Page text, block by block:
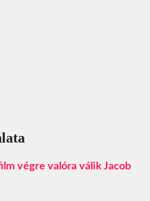
végre valóra válik Jacob